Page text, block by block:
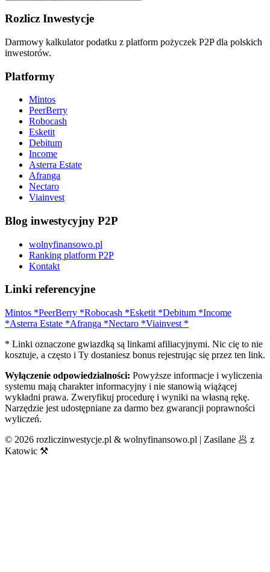
Rozlicz Inwestycje
Darmowy kalkulator podatku z platform pożyczek P2P dla polskich
inwestorów.
Platformy
Mintos
PeerBerry
Robocash
Esketit
Debitum
Income
Asterra Estate
Afranga
Nectaro
Viainvest
Blog inwestycyjny P2P
wolnyfinansowo.pl
Ranking platform P2P
Kontakt
Linki referencyjne
Mintos *PeerBerry *Robocash *Esketit *Debitum *Income
*Asterra Estate *Afranga *Nectaro *Viainvest *
* Linki oznaczone gwiazdką są linkami afiliacyjnymi. Nic cię to nie
kosztuje, a często i Ty dostaniesz bonus rejestrując się przez ten link.
Wyłączenie odpowiedzialności: Powyższe informacje i wyliczenia
systemu mają charakter informacyjny i nie stanowią wiążącej
wykładni prawa. Zweryfikuj procedurę i wyniki na własną rękę.
Narzędzie jest udostępniane za darmo bez gwarancji poprawności
wyliczeń.
© 2026 rozliczinwestycje.pl & wolnyfinansowo.pl | Zasilane 🥟 z
Katowic ⚒️